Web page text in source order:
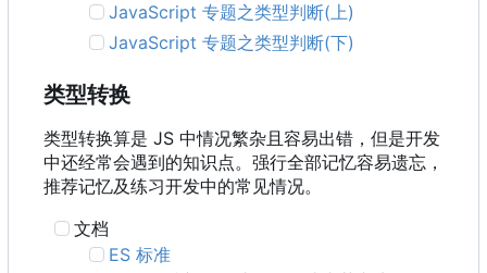
JavaScript 专题之类型判断(上)
JavaScript 专题之类型判断(下)
类型转换
类型转换算是 JS 中情况繁杂且容易出错，但是开发
中还经常会遇到的知识点。强行全部记忆容易遗忘，
推荐记忆及练习开发中的常见情况。
文档
ES 标准